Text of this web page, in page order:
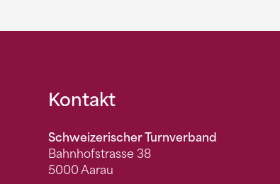
Fusszeile
Kontakt
Schweizerischer Turnverband
Bahnhofstrasse 38
5000 Aarau